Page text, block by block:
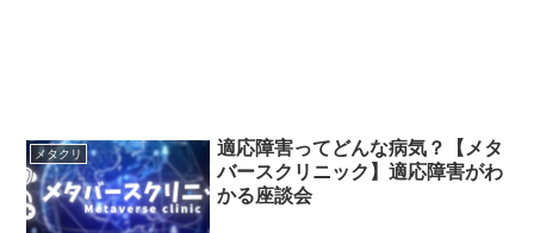
メタクリ
適応障害ってどんな病気？【メタ
バースクリニック】適応障害がわ
かる座談会